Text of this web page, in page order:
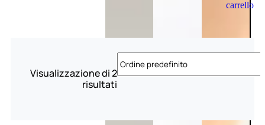
carrello
Visualizzazione di 2
risultati